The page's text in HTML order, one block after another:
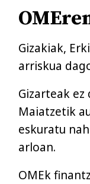
Gizakiak,
arriskua
Gizarteak
Maiatzetik
eskuratu
arloan.
OMEk